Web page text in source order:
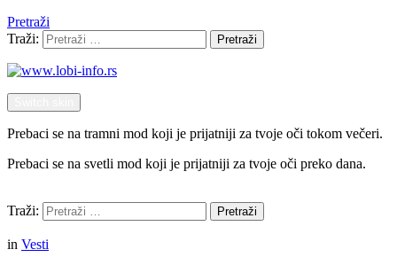
Pretraži
Traži:
Pretraži
Prebaci se na tramni mod koji je prijatniji za tvoje oči tokom večeri.
Prebaci se na svetli mod koji je prijatniji za tvoje oči preko dana.
Traži:
Pretraži
in Vesti